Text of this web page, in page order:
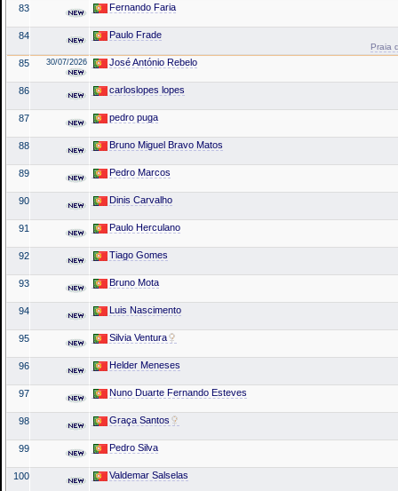
83 Fernando Faria
84 Paulo Frade
Praia
85 30/07/2026 José António Rebelo
86 carloslopes lopes
87 pedro puga
88 Bruno Miguel Bravo Matos
89 Pedro Marcos
90 Dinis Carvalho
91 Paulo Herculano
92 Tiago Gomes
93 Bruno Mota
94 Luis Nascimento
95 Silvia Ventura
96 Helder Meneses
97 Nuno Duarte Fernando Esteves
98 Graça Santos
99 Pedro Silva
100 Valdemar Salselas